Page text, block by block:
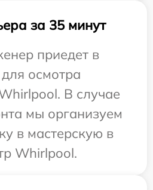
за 35 минут
приедет в
осмотра
В случае
мы организуем
в мастерскую в
Whirlpool.